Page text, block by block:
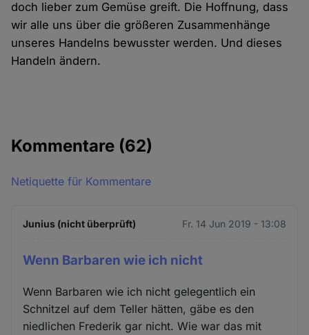
doch lieber zum Gemüse greift. Die Hoffnung, dass
wir alle uns über die größeren Zusammenhänge
unseres Handelns bewusster werden. Und dieses
Handeln ändern.
Kommentare (62)
Netiquette für Kommentare
Junius (nicht überprüft) Fr. 14 Jun 2019 - 13:08
Wenn Barbaren wie ich nicht
Wenn Barbaren wie ich nicht gelegentlich ein
Schnitzel auf dem Teller hätten, gäbe es den
niedlichen Frederik gar nicht. Wie war das mit